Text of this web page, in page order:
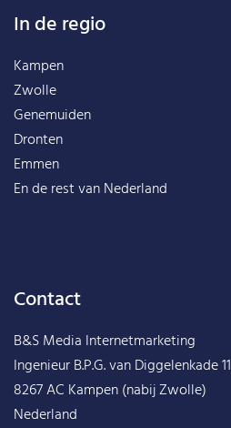
In de regio
Kampen
Zwolle
Genemuiden
Dronten
Emmen
En de rest vanNederland
Contact
B&S Media Internetmarketing
Ingenieur B.P.G. van Diggelenkade 11
8267 AC Kampen (nabij Zwolle)
Nederland